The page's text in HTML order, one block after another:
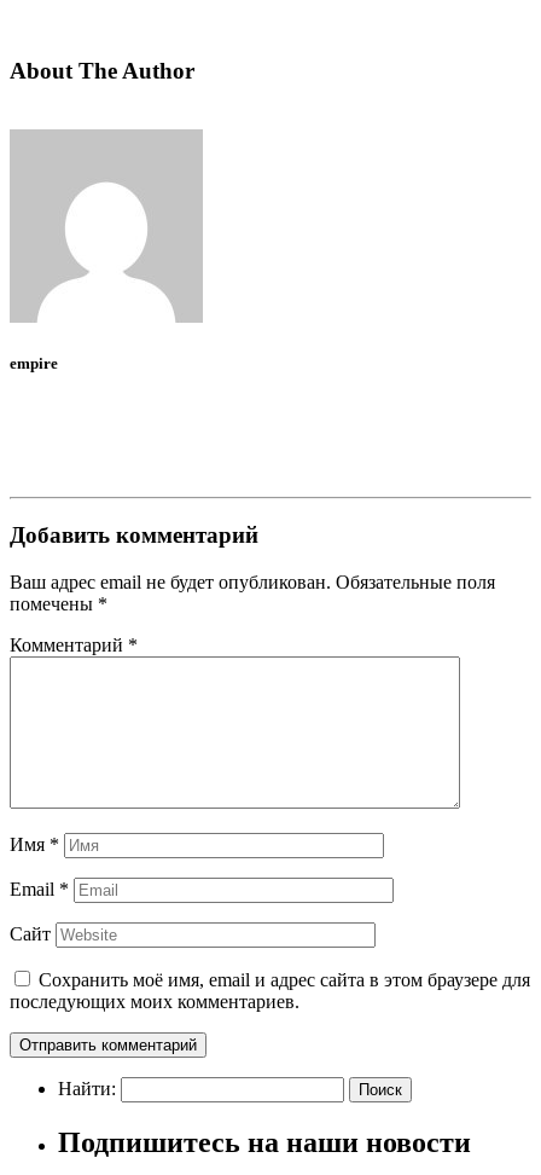
About The Author
empire
Добавить комментарий
Ваш адрес email не будет опубликован. Обязательные поля
помечены *
Комментарий *
Имя *
Email *
Сайт
Сохранить моё имя, email и адрес сайта в этом браузере для
последующих моих комментариев.
Найти:
Подпишитесь на наши новости